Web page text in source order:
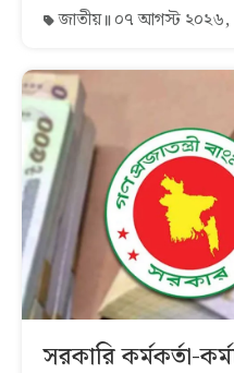
জাতীয় ০৭ আগস্ট ২০২৬,
সরকারি কর্মকর্তা-